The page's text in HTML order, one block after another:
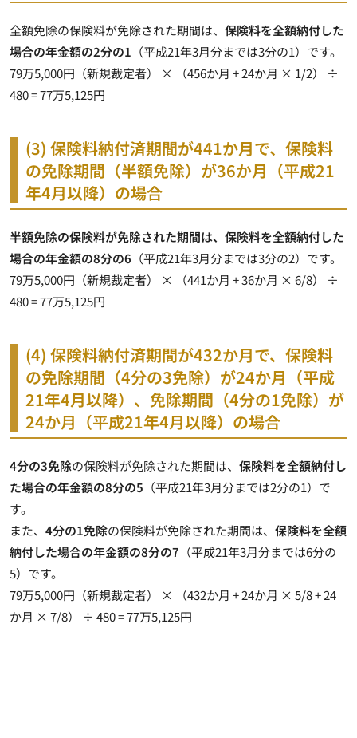
全額免除の保険料が免除された期間は、 保険料を全額納付した
場合の年金額の2分の1 （平成21年3月分までは3分の1）です。
79万5,000円（新規裁定者） × （456か月 + 24か月 × 1/2） ÷
480 =77万5,125円
(3) 保険料納付済期間が441か月で、保険料
の免除期間（半額免除）が36か月（平成21
年4月以降）の場合
半額免除の保険料が免除された期間は、保険料を全額納付した
場合の年金額の8分の6 （平成21年3月分までは3分の2）です。
79万5,000円（新規裁定者） × （441か月 + 36か月 × 6/8） ÷
480 =77万5,125円
(4) 保険料納付済期間が432か月で、保険料
の免除期間（4分の3免除）が24か月（平成
21年4月以降）、免除期間（4分の1免除）が
24か月（平成21年4月以降）の場合
4分の3免除の保険料が免除された期間は、 保険料を全額納付し
た場合の年金額の8分の5 （平成21年3月分までは2分の1）で
す。
また、 4分の1免除の保険料が免除された期間は、 保険料を全額
納付した場合の年金額の8分の7 （平成21年3月分までは6分の
5）です。
79万5,000円（新規裁定者） × （432か月 + 24か月 × 5/8 + 24
か月 × 7/8） ÷ 480 =77万5,125円